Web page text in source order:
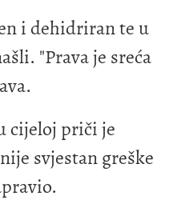
i dehidriran te u
"Prava je sreća
cijeloj priči je
svjestan greške